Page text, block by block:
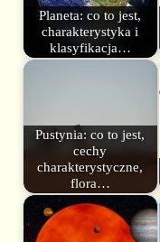
Planeta: co to jest,
charakterystyka i
klasyfikacja…
Pustynia: co to jest,
cechy
charakterystyczne,
flora…